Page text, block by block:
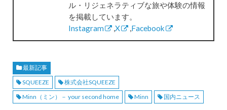
ル・リジェネラティブな旅や体験の情報
を掲載しています。
Instagram
,X ,Facebook
最新記事
SQUEEZE
株式会社SQUEEZE
Minn（ミン）－ your second home
Minn 国内ニュース